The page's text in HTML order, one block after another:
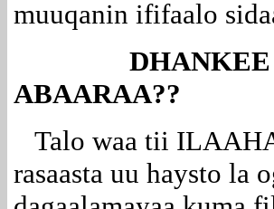
muuqanin ififaalo
DHANKEE
ABAARAA??
Talo waa tii
rasaasta uu haysto la